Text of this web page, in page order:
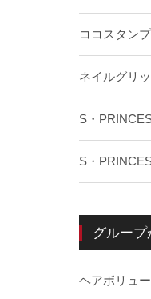
ココスタンプ
ネイルグリ
S・
S・
グルー
ヘアボリュ